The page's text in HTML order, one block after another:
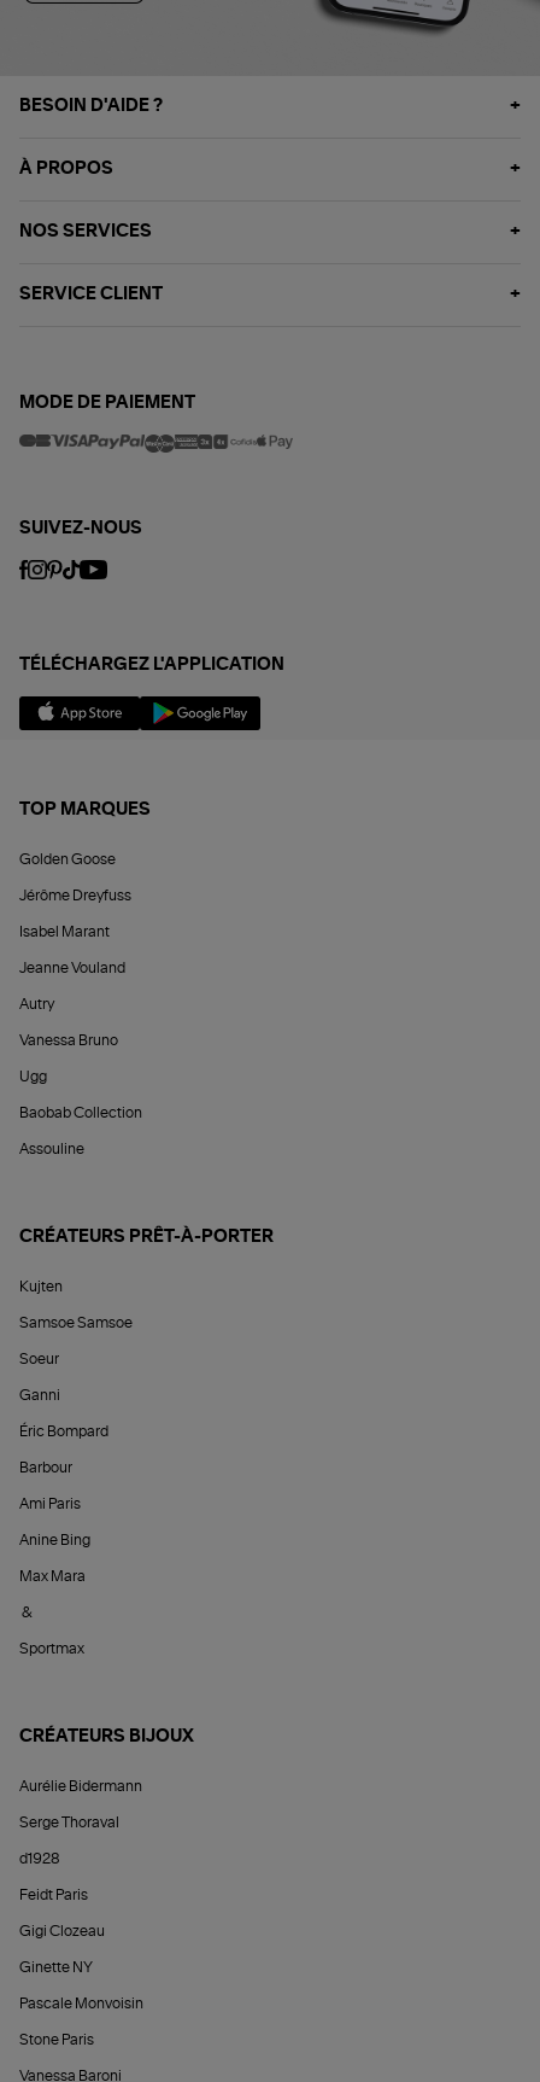
BESOIN D'AIDE ?
À PROPOS
NOS SERVICES
SERVICE CLIENT
MODE DE PAIEMENT
SUIVEZ-NOUS
TÉLÉCHARGEZ L'APPLICATION
TOP MARQUES
Golden Goose
Jérôme Dreyfuss
Isabel Marant
Jeanne Vouland
Autry
Vanessa Bruno
Ugg
Baobab Collection
Assouline
CRÉATEURS PRÊT-À-PORTER
Kujten
Samsoe Samsoe
Soeur
Ganni
Éric Bompard
Barbour
Ami Paris
Anine Bing
Max Mara
&
Sportmax
CRÉATEURS BIJOUX
Aurélie Bidermann
Serge Thoraval
d1928
Feidt Paris
Gigi Clozeau
Ginette NY
Pascale Monvoisin
Stone Paris
Vanessa Baroni